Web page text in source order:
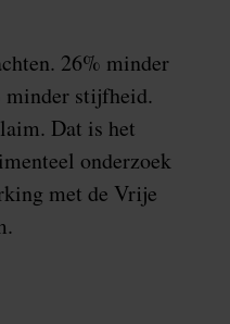
26% minder
minder stijfheid.
Dat is het
onderzoek
met de Vrije